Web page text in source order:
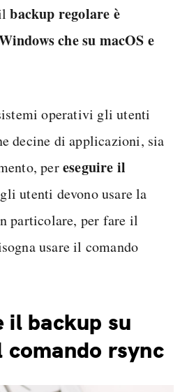
ilbackup regolare è
che su macOS e
operativi gli utenti
decine di applicazioni, sia
pereseguire il
gli utenti devono usare la
particolare, per fare il
usare il comando
il backup su
comando rsync